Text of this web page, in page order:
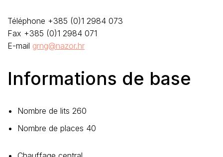
Téléphone +385 (0)1 2984 073
Fax +385 (0)1 2984 071
E-mail grng@nazor.hr
Informations de base
Nombre de lits 260
Nombre de places 40